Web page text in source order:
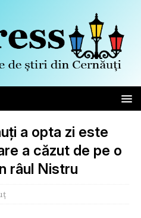
a opta zi este
a căzut de pe o
râul Nistru